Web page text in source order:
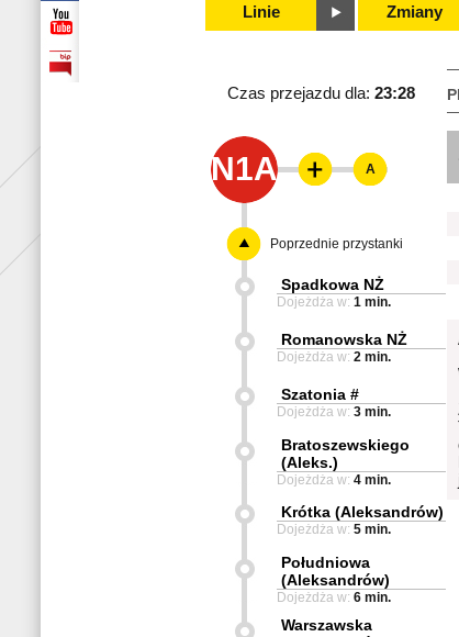
Linie Zmiany
Czas przejazdu dla: 23:28
N1A A
Poprzednie przystanki
Spadkowa NŻ
Dojeżdża w: 1 min.
Romanowska NŻ
Dojeżdża w: 2 min.
Szatonia #
Dojeżdża w: 3 min.
Bratoszewskiego
(Aleks.)
Dojeżdża w: 4 min.
Krótka (Aleksandrów)
Dojeżdża w: 5 min.
Południowa
(Aleksandrów)
Dojeżdża w: 6 min.
Warszawska